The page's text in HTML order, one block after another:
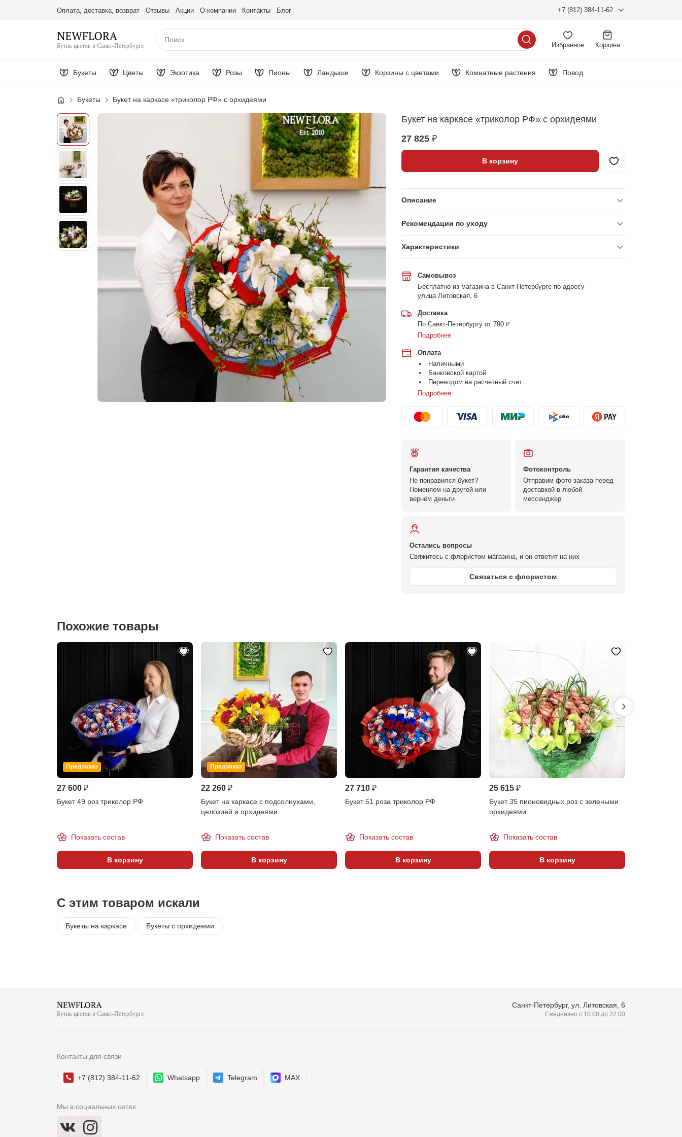
Оплата, доставка, возврат Отзывы Акции О компании Контакты Блог +7 (812) 384-11-62
Бутик цветов в Санкт-Петербурге Избранное Корзина
Букеты Цветы Экзотика Розы Пионы Ландыши Корзины с цветами Комнатные растения Повод
Букеты Букет на каркасе «триколор РФ» с орхидеями
Букет на каркасе «триколор РФ» с орхидеями
27 825 ₽
В корзину
Описание
Рекомендации по уходу
Характеристики
Самовывоз
Бесплатно из магазина в Санкт-Петербурге по адресу
улица Литовская, 6
Доставка
По Санкт-Петербургу от 790 ₽
Подробнее
Оплата
Наличными
Банковской картой
Переводом на расчетный счет
Подробнее
Гарантия качества
Не понравился букет?
Поменяем на другой или
вернём деньги
Фотоконтроль
Отправим фото заказа перед
доставкой в любой
мессенджер
Остались вопросы
Свяжитесь с флористом магазина, и он ответит на них
Связаться с флористом
Похожие товары
Предзаказ
27 600 ₽
Букет 49 роз триколор РФ
Показать состав
В корзину
Предзаказ
22 260 ₽
Букет на каркасе с подсолнухами,
целозией и орхидеями
Показать состав
В корзину
27 710 ₽
Букет 51 роза триколор РФ
Показать состав
В корзину
25 615 ₽
Букет 35 пионовидных роз с зелеными
орхидеями
Показать состав
В корзину
С этим товаром искали
Букеты на каркасе Букеты с орхидеями
Бутик цветов в Санкт-Петербурге
Санкт-Петербург, ул. Литовская, 6
Ежедневно с 10:00 до 22:00
Контакты для связи
+7 (812) 384-11-62 Whatsapp Telegram MAX
Мы в социальных сетях